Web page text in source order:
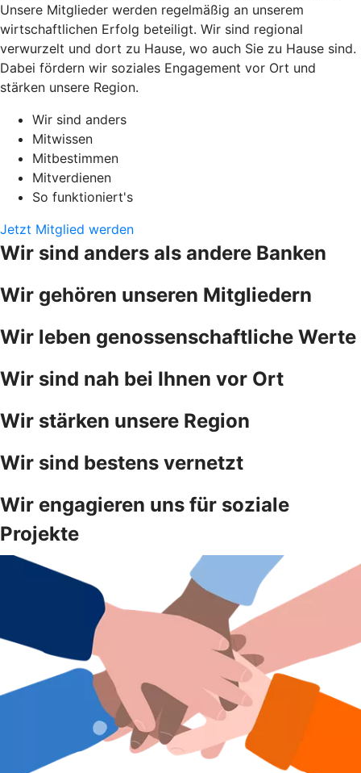
Unsere Mitglieder werden regelmäßig an unserem
wirtschaftlichen Erfolg beteiligt. Wir sind regional
verwurzelt und dort zu Hause, wo auch Sie zu Hause sind.
Dabei fördern wir soziales Engagement vor Ort und
stärken unsere Region.
Wir sind anders
Mitwissen
Mitbestimmen
Mitverdienen
So funktioniert's
Jetzt Mitglied werden
Wir sind anders als andere Banken
Wir gehören unseren Mitgliedern
Wir leben genossenschaftliche Werte
Wir sind nah bei Ihnen vor Ort
Wir stärken unsere Region
Wir sind bestens vernetzt
Wir engagieren uns für soziale
Projekte